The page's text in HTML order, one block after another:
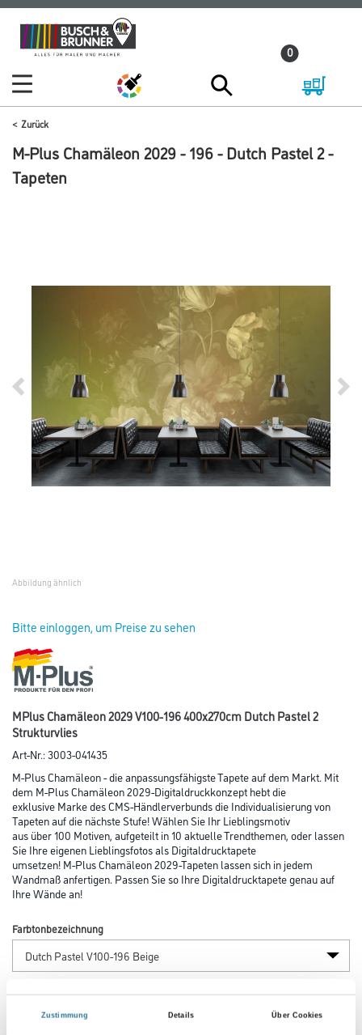
Zustimmung Details Über Cookies
Zum
Inhalt
Zum
Navigationsmenü
0
Zurück
M-Plus Chamäleon 2029 - 196 - Dutch Pastel 2 -
Tapeten
Abbildung ähnlich
Bitte einloggen, um Preise zu sehen
MPlus Chamäleon 2029 V100-196 400x270cm Dutch Pastel 2
Strukturvlies
Art-Nr.:3003-041435
M-Plus Chamäleon - die anpassungsfähigste Tapete auf dem Markt. Mit
dem M-Plus Chamäleon 2029-Digitaldruckkonzept hebt die
exklusive Marke des CMS-Händlerverbunds die Individualisierung von
Tapeten auf die nächste Stufe! Wählen Sie Ihr Lieblingsmotiv
aus über 100 Motiven, aufgeteilt in 10 aktuelle Trendthemen, oder lassen
Sie Ihre eigenen Lieblingsfotos als Digitaldrucktapete
umsetzen! M-Plus Chamäleon 2029-Tapeten lassen sich in jedem
Wandmaß anfertigen. Passen Sie so Ihre Digitaldrucktapete genau auf
Ihre Wände an!
Farbtonbezeichnung
Länge in centimeter